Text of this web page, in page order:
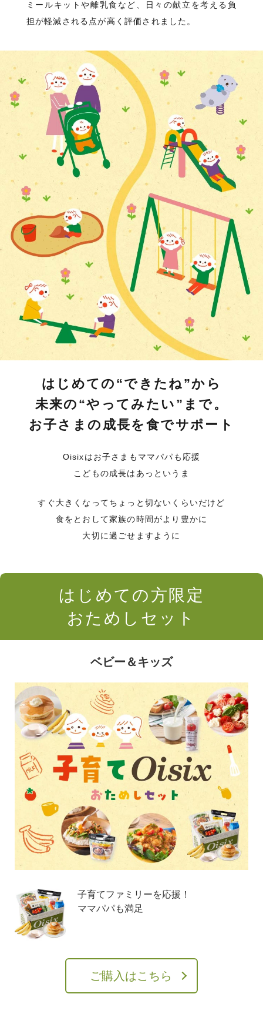
ミールキットや離乳食など、日々の献立を考える負
担が軽減される点が高く評価されました。
はじめての“できたね”から
未来の“やってみたい”まで。
お子さまの成長を食でサポート
Oisixはお子さまもママパパも応援
こどもの成長はあっというま
すぐ大きくなってちょっと切ないくらいだけど
食をとおして家族の時間がより豊かに
大切に過ごせますように
はじめての方限定
おためしセット
ベビー＆キッズ
子育てファミリーを応援！
ママパパも満足
ご購入はこちら